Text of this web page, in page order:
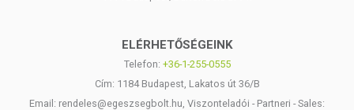
ELÉRHETŐSÉGEINK
Telefon: +36-1-255-0555
Cím: 1184 Budapest, Lakatos út 36/B
Email: rendeles@egeszsegbolt.hu, Viszonteladói - Partneri - Sales: